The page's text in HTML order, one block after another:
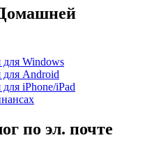
Windows
для Android
iPhone/iPad
по эл. почте